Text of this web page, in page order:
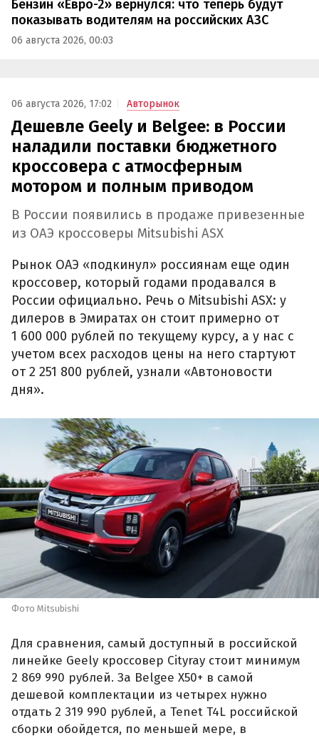
Бензин «Евро-2» вернулся: что теперь будут
показывать водителям на российских АЗС
06 августа 2026, 00:03
06 августа 2026, 17:02 Авторынок
Дешевле Geely и Belgee: в России
наладили поставки бюджетного
кроссовера с атмосферным
мотором и полным приводом
В России появились в продаже привезенные
из ОАЭ кроссоверы Mitsubishi ASX
Рынок ОАЭ «подкинул» россиянам еще один
кроссовер, который годами продавался в
России официально. Речь о Mitsubishi ASX: у
дилеров в Эмиратах он стоит примерно от
1 600 000 рублей по текущему курсу, а у нас с
учетом всех расходов цены на него стартуют
от 2 251 800 рублей, узнали «Автоновости
дня».
Фото Mitsubishi
Для сравнения, самый доступный в российской
линейке Geely кроссовер Cityray стоит минимум
2 869 990 рублей. За Belgee X50+ в самой
дешевой комплектации из четырех нужно
отдать 2 319 990 рублей, а Tenet T4L российской
сборки обойдется, по меньшей мере, в